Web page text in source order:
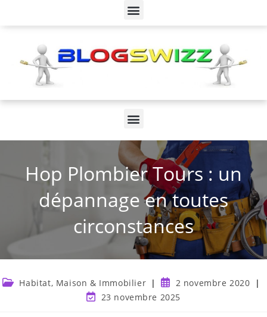
Hop Plombier Tours : un
dépannage en toutes
circonstances
Habitat, Maison & Immobilier
2 novembre 2020
23 novembre 2025